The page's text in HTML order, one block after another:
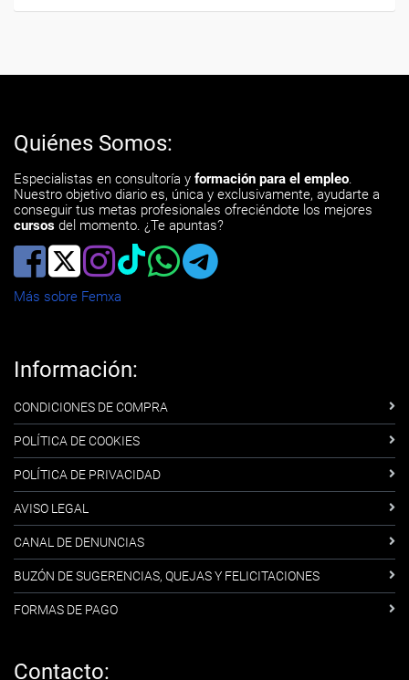
Quiénes Somos:
Especialistas en consultoría y formación para el empleo.
Nuestro objetivo diario es, única y exclusivamente, ayudarte a
conseguir tus metas profesionales ofreciéndote los mejores
cursos del momento. ¿Te apuntas?
Más sobre Femxa
Información:
CONDICIONES DE COMPRA
POLÍTICA DE COOKIES
POLÍTICA DE PRIVACIDAD
AVISO LEGAL
CANAL DE DENUNCIAS
BUZÓN DE SUGERENCIAS, QUEJAS Y FELICITACIONES
FORMAS DE PAGO
Contacto: